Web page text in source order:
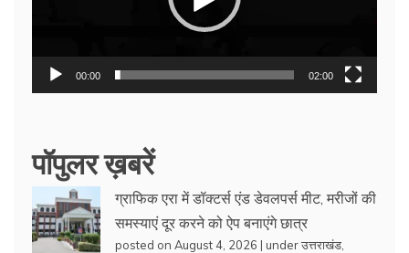
00:00 02:00
पॉपुलर ख़बरें
ग्राफिक एरा में डॉक्टर्स एंड डेवलपर्स मीट, मरीजों की
समस्याएं दूर करने को ऐप बनाएंगे छात्र
posted on August 4, 2026 | underउत्तराखंड